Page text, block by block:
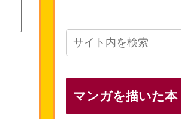
マンガを描いた本